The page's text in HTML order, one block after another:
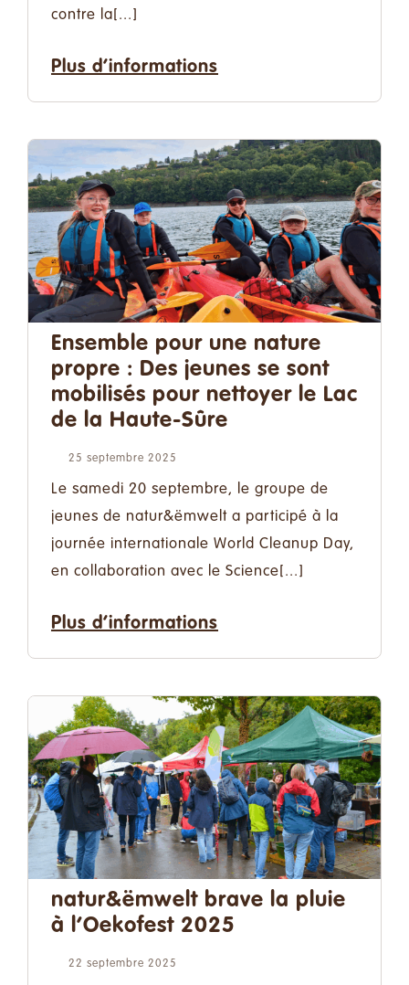
contre la[...]
Plus d’informations
Ensemble pour une nature
propre : Des jeunes se sont
mobilisés pour nettoyer le Lac
de la Haute-Sûre
25 septembre 2025
Le samedi 20 septembre, le groupe de
jeunes de natur&ëmwelt a participé à la
journée internationale World Cleanup Day,
en collaboration avec le Science[...]
Plus d’informations
natur&ëmwelt brave la pluie
à l’Oekofest 2025
22 septembre 2025